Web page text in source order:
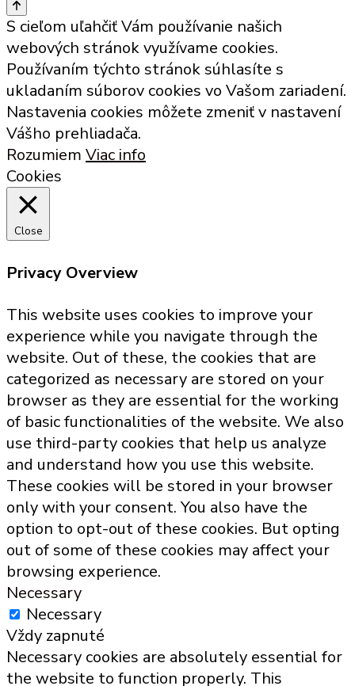
may
be
chosen
on
the
S cieľom uľahčiť Vám používanie našich
webových stránok využívame cookies.
Používaním týchto stránok súhlasíte s
ukladaním súborov cookies vo Vašom zariadení.
Nastavenia cookies môžete zmeniť v nastavení
Vášho prehliadača.
Rozumiem Viac info
Cookies
Close
Privacy Overview
This website uses cookies to improve your
experience while you navigate through the
website. Out of these, the cookies that are
categorized as necessary are stored on your
browser as they are essential for the working
of basic functionalities of the website. We also
use third-party cookies that help us analyze
and understand how you use this website.
These cookies will be stored in your browser
only with your consent. You also have the
option to opt-out of these cookies. But opting
out of some of these cookies may affect your
browsing experience.
Necessary
Necessary
Vždy zapnuté
Necessary cookies are absolutely essential for
the website to function properly. This